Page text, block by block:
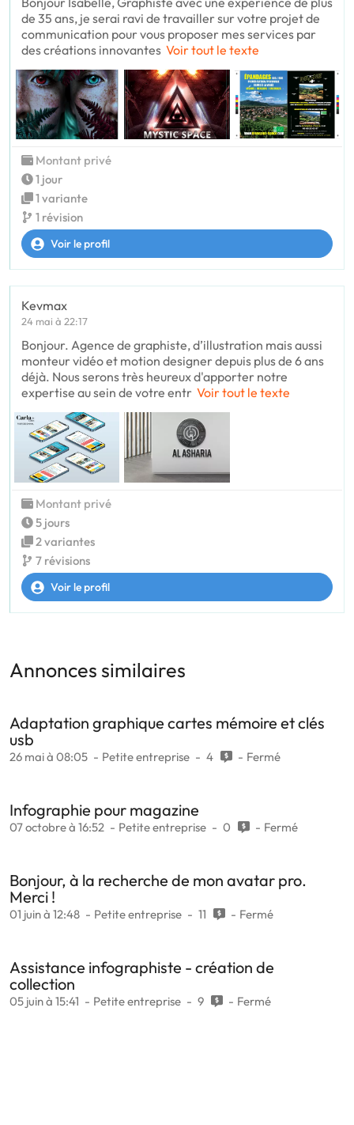
de 35 ans, je serai ravi de travailler sur votre projet de
communication pour vous proposer mes services par
des créations innovantes Voir tout le texte
Montant privé
1 jour
1 variante
1 révision
Voir le profil
Kevmax
24 mai à 22:17
Bonjour. Agence de graphiste, d’illustration mais aussi
monteur vidéo et motion designer depuis plus de 6 ans
déjà. Nous serons très heureux d'apporter notre
expertise au sein de votre entr Voir tout le texte
Montant privé
5 jours
2 variantes
7 révisions
Voir le profil
Annonces similaires
Adaptation graphique cartes mémoire et clés
usb
26 mai à 08:05 Petite entreprise 4 Fermé
Infographie pour magazine
07 octobre à 16:52 Petite entreprise 0 Fermé
Bonjour, à la recherche de mon avatar pro.
Merci !
01 juin à 12:48 Petite entreprise 11 Fermé
Assistance infographiste - création de
collection
05 juin à 15:41 Petite entreprise 9 Fermé